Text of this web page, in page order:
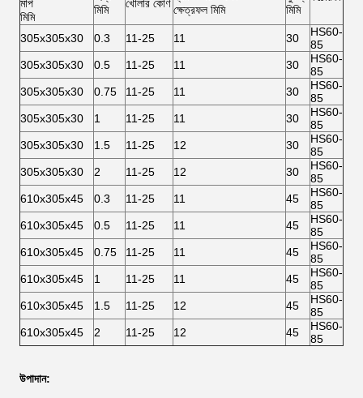
মাপ
মিমি
মিমি
খোলার কোণ ক্ষেত্রফল মিমি
মিমি
305x305x30 0.3 11-25 11 30
HS60-
85
305x305x30
0.5 11-25 11 30
HS60-
85
305x305x30
0.75 11-25 11 30
HS60-
85
305x305x30
1 11-25 11 30
HS60-
85
305x305x30
1.5 11-25 12 30
HS60-
85
305x305x30
2 11-25 12 30
HS60-
85
610x305x45
0.3 11-25 11 45
HS60-
85
610x305x45
0.5 11-25 11 45
HS60-
85
610x305x45
0.75 11-25 11 45
HS60-
85
610x305x45
1 11-25 11 45
HS60-
85
610x305x45
1.5 11-25 12 45
HS60-
85
610x305x45
2 11-25 12 45
HS60-
85
উপাদান: